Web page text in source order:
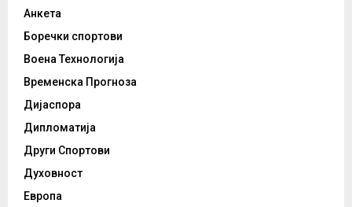
Анкета
Боречки спортови
Воена Технологија
Временска Прогноза
Дијаспора
Дипломатија
Други Спортови
Духовност
Европа